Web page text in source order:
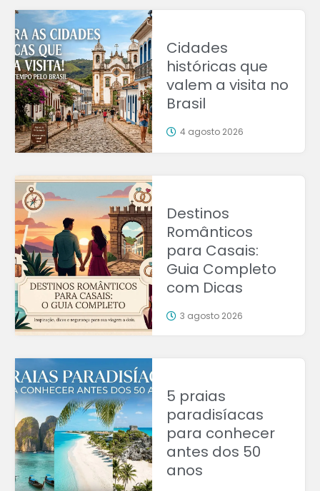
Cidades
históricas que
valem a visita no
Brasil
4 agosto 2026
Destinos
Românticos
para Casais:
Guia Completo
com Dicas
3 agosto 2026
5 praias
paradisíacas
para conhecer
antes dos 50
anos